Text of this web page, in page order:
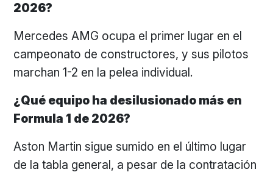
2026?
Mercedes AMG ocupa el primer lugar en el
campeonato de constructores, y sus pilotos
marchan 1-2 en la pelea individual.
¿Qué equipo ha desilusionado más en
Formula 1 de 2026?
Aston Martin sigue sumido en el último lugar
de la tabla general, a pesar de la contratación